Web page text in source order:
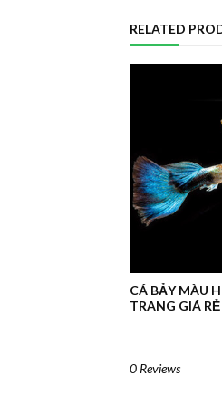
RELATED
CÁ BẢY MÀU
TRANG GIÁ
0 Reviews